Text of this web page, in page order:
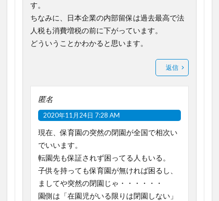
す。
ちなみに、日本企業の内部留保は過去最高で法
人税も消費増税の前に下がっています。
どういうことかわかると思います。
返信
匿名
2020年11月24日 7:28 AM
現在、保育園の突然の閉園が全国で相次い
でいいます。
転園先も保証されず困ってる人もいる。
子供を持っても保育園が無ければ困るし、
ましてや突然の閉園じゃ・・・・・・
園側は「在園児がいる限りは閉園しない」